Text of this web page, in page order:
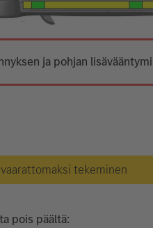
ja pohjan
tekeminen
pois päältä: